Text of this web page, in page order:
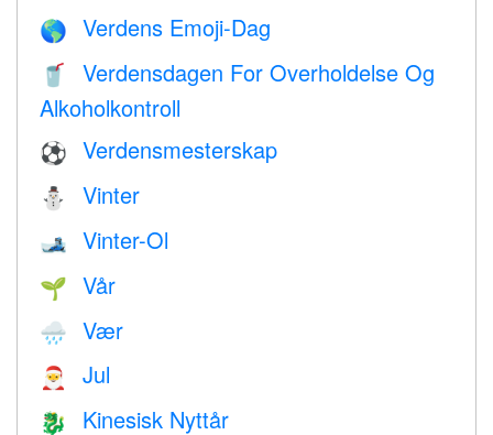
🌎 Verdens Emoji-Dag
🥤
Verdensdagen For Overholdelse Og
Alkoholkontroll
⚽ Verdensmesterskap
⛄ Vinter
🎿 Vinter-Ol
🌱 Vår
🌧 Vær
🎅 Jul
🐉 Kinesisk Nyttår